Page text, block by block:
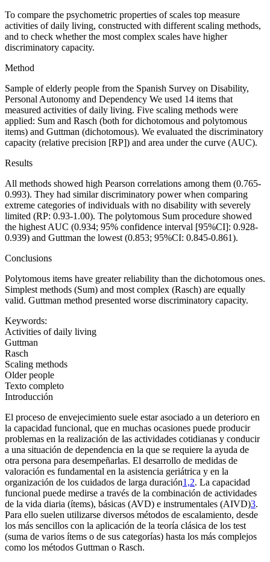
To compare the psychometric properties of scales top measure
activities of daily living, constructed with different scaling methods,
and to check whether the most complex scales have higher
discriminatory capacity.
Method
Sample of elderly people from the Spanish Survey on Disability,
Personal Autonomy and Dependency We used 14 items that
measured activities of daily living. Five scaling methods were
applied: Sum and Rasch (both for dichotomous and polytomous
items) and Guttman (dichotomous). We evaluated the discriminatory
capacity (relative precision [RP]) and area under the curve (AUC).
Results
All methods showed high Pearson correlations among them (0.765-
0.993). They had similar discriminatory power when comparing
extreme categories of individuals with no disability with severely
limited (RP: 0.93-1.00). The polytomous Sum procedure showed
the highest AUC (0.934; 95% confidence interval [95%CI]: 0.928-
0.939) and Guttman the lowest (0.853; 95%CI: 0.845-0.861).
Conclusions
Polytomous items have greater reliability than the dichotomous ones.
Simplest methods (Sum) and most complex (Rasch) are equally
valid. Guttman method presented worse discriminatory capacity.
Keywords:
Activities of daily living
Guttman
Rasch
Scaling methods
Older people
Texto completo
Introducción
El proceso de envejecimiento suele estar asociado a un deterioro en
la capacidad funcional, que en muchas ocasiones puede producir
problemas en la realización de las actividades cotidianas y conducir
a una situación de dependencia en la que se requiere la ayuda de
otra persona para desempeñarlas. El desarrollo de medidas de
valoración es fundamental en la asistencia geriátrica y en la
organización de los cuidados de larga duración1,2. La capacidad
funcional puede medirse a través de la combinación de actividades
de la vida diaria (ítems), básicas (AVD) e instrumentales (AIVD)3.
Para ello suelen utilizarse diversos métodos de escalamiento, desde
los más sencillos con la aplicación de la teoría clásica de los test
(suma de varios ítems o de sus categorías) hasta los más complejos
como los métodos Guttman o Rasch.